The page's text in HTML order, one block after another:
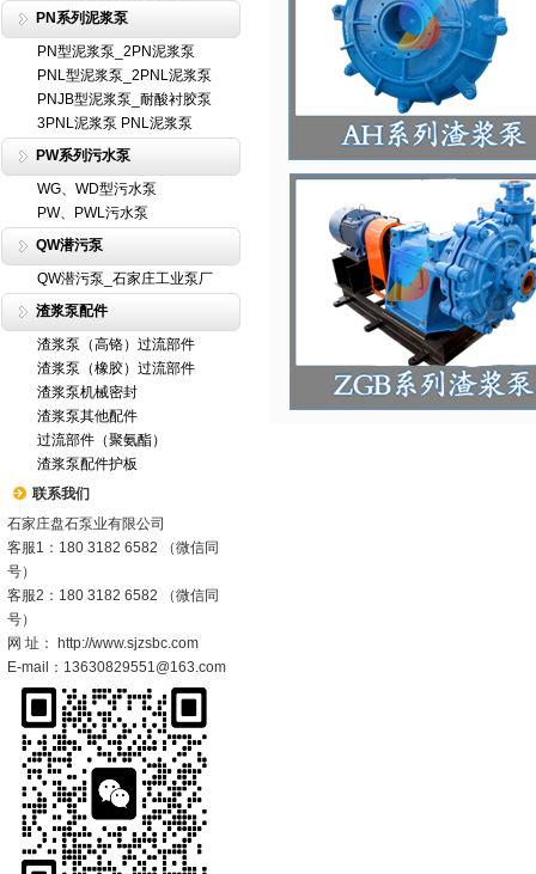
PN系列泥浆泵
PN型泥浆泵_2PN泥浆泵
PNL型泥浆泵_2PNL泥浆泵
PNJB型泥浆泵_耐酸衬胶泵
3PNL泥浆泵 PNL泥浆泵
PW系列污水泵
WG、WD型污水泵
PW、PWL污水泵
QW潜污泵
QW潜污泵_石家庄工业泵厂
渣浆泵配件
渣浆泵（高铬）过流部件
渣浆泵（橡胶）过流部件
渣浆泵机械密封
渣浆泵其他配件
过流部件（聚氨酯）
渣浆泵配件护板
联系我们
石家庄盘石泵业有限公司
客服1：180 3182 6582 （微信同
号）
客服2：180 3182 6582 （微信同
号）
网 址： http://www.sjzsbc.com
E-mail：13630829551@163.com